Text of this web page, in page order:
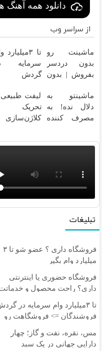
دانلود همه آهنگ
از سراسر وب
ماشینت رو
بدون دردسر
بفروش | بدون
تا ۳میلیارد
سرمایه
گردش
فروشگاهت
ثبت کن
ماشینتو به
دلال نده! به
مصرف کننده
پاسخ به یک
لیفت
تحریک
کلاژن‌سازی
۲۴ماه
تبلیغات
فروشگاه داری ؟ عضو شو تا ۳
میلیارد وام بگیر
فروشگاه حضوری یا اینترنتی
داری؟ راحت محصول و
تا ۳میلیارد وام سرمایه در
فروشندگان => فروشگاهت رو
مس، نقره، نفت و گاز؛ چهار
دارایی جهانی در یک سبد